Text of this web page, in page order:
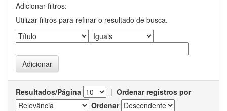
Adicionar filtros:
Utilizar filtros para refinar o resultado de busca.
Resultados/Página | Ordenar registros por
Ordenar